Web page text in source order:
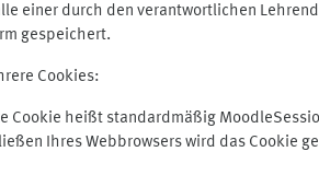
einer durch den verantwortlichen
gespeichert.
Cookies:
Cookie heißt standardmäßig
Ihres Webbrowsers wird das Cookie